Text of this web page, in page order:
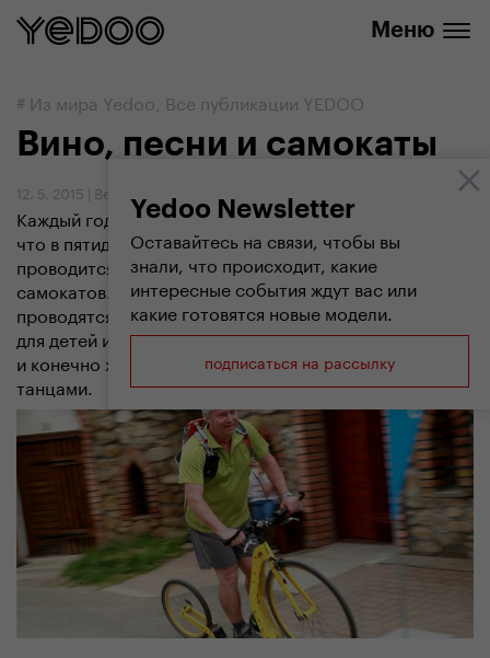
Меню
Yedoo Newsletter
Оставайтесь на связи, чтобы вы
знали, что происходит, какие
интересные события ждут вас или
какие готовятся новые модели.
подписаться на рассылку
# Из мира Yedoo, Все публикации YEDOO
Вино, пеcни и самокаты
12. 5. 2015 | Вендула Кошикова
Каждый год в чешском живописном поселке Врбице,
что в пятидесяти километрах к югу от Брно
проводится веселый праздник вина, песен и
самокатов. В рамках этого веселого мероприятия
проводятся гонки на самокатах и беговелах Yedoo
для детей и взрослых, дегустация лучших чешских вин
и конечно же отличное настроение с песнями и
танцами.